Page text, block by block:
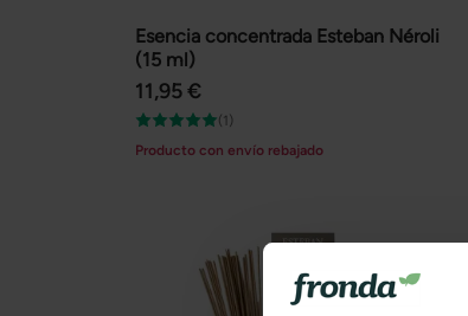
Esencia concentrada Esteban Néroli
(15 ml)
11,95 €
(1)
Producto con envío rebajado